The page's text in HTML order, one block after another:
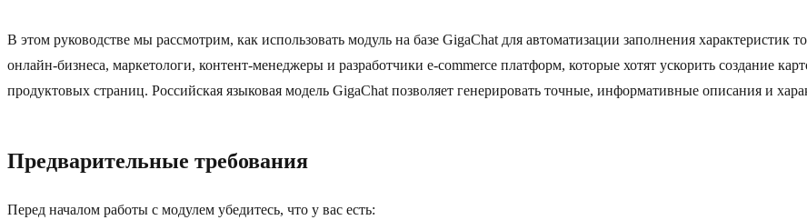
В этом руководстве мы рассмотрим, как использовать модуль на базе GigaChat для автоматизации заполнения характеристик
онлайн-бизнеса, маркетологи, контент-менеджеры и разработчики e-commerce платформ, которые хотят ускорить создание
продуктовых страниц. Российская языковая модель GigaChat позволяет генерировать точные, информативные описания и
Предварительные требования
Перед началом работы с модулем убедитесь, что у вас есть: